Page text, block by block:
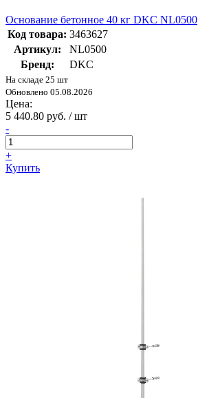
Основание бетонное 40 кг DKC NL0500
Код товара: 3463627
Артикул:
NL0500
Бренд:
DKC
На складе 25 шт
Обновлено 05.08.2026
Цена:
5 440.80 руб. / шт
-
+
Купить